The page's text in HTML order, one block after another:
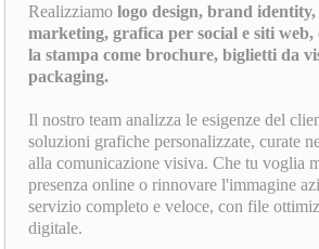
Realizziamologo design, brand
marketing, grafica per social e siti
la stampa come brochure, biglietti da
packaging.
Il nostro team analizza le esigenze del
soluzioni grafiche personalizzate, curate
alla comunicazione visiva. Che tu voglia
presenza online o rinnovare l'immagine
servizio completo e veloce, con file
digitale.